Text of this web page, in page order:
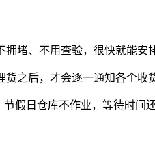
堵、不用查验，很快就能安
之后，才会逐一通知各个收
假日仓库不作业，等待时间